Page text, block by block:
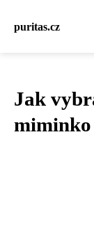
puritas.cz
Jak
miminko